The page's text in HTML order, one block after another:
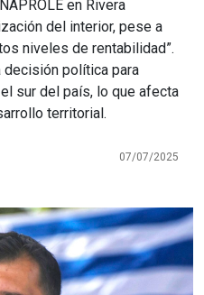
en Rivera
del interior, pese a
niveles de rentabilidad”.
decisión política para
sur del país, lo que afecta
territorial.
07/07/2025